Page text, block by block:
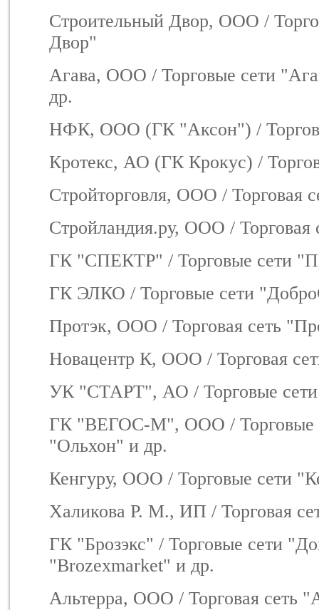
Строительный Двор, ООО /
Двор"
Агава, ООО / Торговые сети
др.
НФК, ООО (ГК "Аксон") /
Кротекс, АО (ГК Крокус) /
Стройторговля, ООО / Торговая
Стройландия.ру, ООО / Торговая
ГК "СПЕКТР" / Торговые сети
ГК ЭЛКО / Торговые сети
Протэк, ООО / Торговая сеть
Новацентр К, ООО / Торговая
УК "СТАРТ", АО / Торговые
ГК "ВЕГОС-М", ООО / Торговые
"Ольхон" и др.
Кенгуру, ООО / Торговые сети
Халикова Р. М., ИП / Торговая
ГК "Брозэкс" / Торговые сети
"Brozexmarket" и др.
Альтерра, ООО / Торговая сеть